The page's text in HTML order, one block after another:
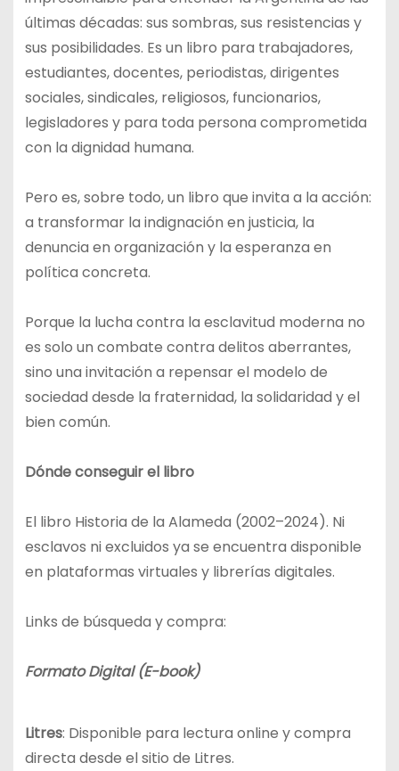
últimas décadas: sus sombras, sus resistencias y
sus posibilidades. Es un libro para trabajadores,
estudiantes, docentes, periodistas, dirigentes
sociales, sindicales, religiosos, funcionarios,
legisladores y para toda persona comprometida
con la dignidad humana.
Pero es, sobre todo, un libro que invita a la acción:
a transformar la indignación en justicia, la
denuncia en organización y la esperanza en
política concreta.
Porque la lucha contra la esclavitud moderna no
es solo un combate contra delitos aberrantes,
sino una invitación a repensar el modelo de
sociedad desde la fraternidad, la solidaridad y el
bien común.
Dónde conseguir el libro
El libro Historia de la Alameda (2002–2024). Ni
esclavos ni excluidos ya se encuentra disponible
en plataformas virtuales y librerías digitales.
Links de búsqueda y compra:
Formato Digital (E-book)
Litres: Disponible para lectura online y compra
directa desde el sitio de Litres.